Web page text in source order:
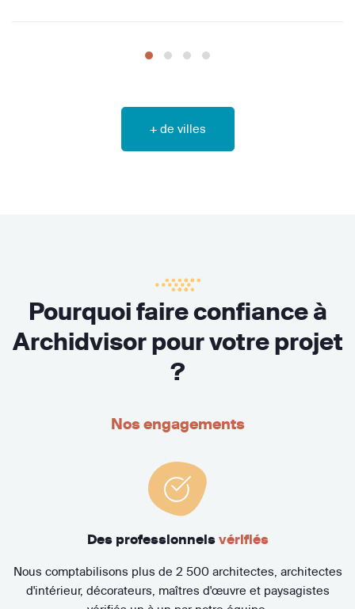
+ de villes
Pourquoi faire confiance à
Archidvisor pour votre projet
?
Nos engagements
Des professionnels vérifiés
Nous comptabilisons plus de 2 500 architectes, architectes
d'intérieur, décorateurs, maîtres d'œuvre et paysagistes